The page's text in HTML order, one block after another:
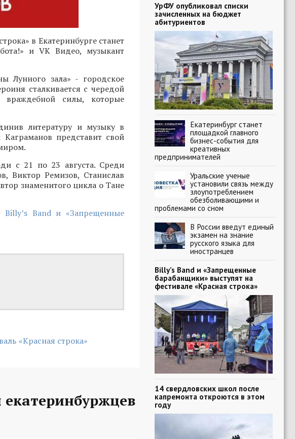
в Екатеринбурге станет
и VK Видео, музыкант
Лунного зала» - городское
сталкивается с чередой
враждебной силы, которые
литературу и музыку в
представит свой
с 21 по 23 августа. Среди
Виктор Ремизов, Станислав
знаменитого цикла о Тане
Billy’s Band и «Запрещенные
«Красная строка»
УрФУ опубликовал списки
зачисленных на бюджет
абитуриентов
Екатеринбург станет
площадкой главного
бизнес-события для
креативных
предпринимателей
Уральские ученые
установили связь между
злоупотреблением
обезболивающими и
проблемами со сном
В России введут единый
экзамен на знание
русского языка для
иностранцев
Billy’s Band и «Запрещенные
барабанщики» выступят на
фестивале «Красная строка»
14 свердловских школ после
капремонта откроются в этом
году